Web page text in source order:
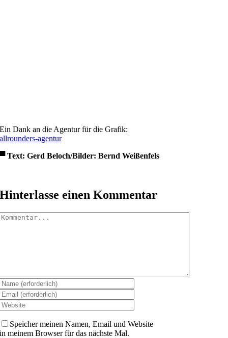
Ein Dank an die Agentur für die Grafik:
allrounders-agentur
▀Text: Gerd Beloch/Bilder: Bernd Weißenfels
Hinterlasse einen Kommentar
Speicher meinen Namen, Email und Website
in meinem Browser für das nächste Mal.